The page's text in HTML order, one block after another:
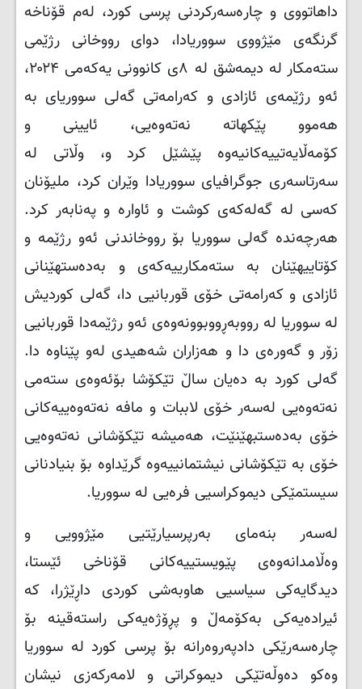
داهاتووی و چارەسەرکردنی پرسی کورد، لەم قۆناخە
گرنگەی مێژووی سووریادا، دوای رووخانی رژێمی
ستەمکار لە دیمەشق لە ۸ی کانوونی یەکەمی ۲۰۲۴،
ئەو رژێمەی ئازادی و کەرامەتی گەلی سووریای بە
هەموو پێکهاتە نەتەوەیی، ئایینی و
کۆمەڵایەتییەکانیەوە پێشێل کرد و، وڵاتی لە
سەرتاسەری جوگرافیای سووریادا وێران کرد، ملیۆنان
کەسی لە گەلەکەی کوشت و ئاوارە و پەنابەر کرد.
هەرچەندە گەلی سووریا بۆ رووخاندنی ئەو رژێمە و
کۆتاییهێنان بە ستەمکارییەکەی و بەدەستهێنانی
ئازادی و کەرامەتی خۆی قوربانیی دا، گەلی کوردیش
لە سووریا لە رووبەڕووبوونەوەی ئەو رژێمەدا قوربانیی
زۆر و گەورەی دا و هەزاران شەهیدی لەو پێناوە دا.
گەلی کورد بە دەیان ساڵ تێکۆشا بۆئەوەی ستەمی
نەتەوەیی لەسەر خۆی لاببات و مافە نەتەوەییەکانی
خۆی بەدەستبهێنێت، هەمیشە تێکۆشانی نەتەوەیی
خۆی بە تێکۆشانی نیشتمانییەوە گرێداوە بۆ بنیادنانی
سیستمێکی دیموکراسیی فرەیی لە سووریا.
لەسەر بنەمای بەرپرسیارێتیی مێژوویی و
وەڵامدانەوەی پێویستییەکانی قۆناخی ئێستا،
دیدگایەکی سیاسیی هاوبەشی کوردی داڕێژرا، کە
ئیرادەیەکی بەکۆمەڵ و پڕۆژەیەکی راستەقینە بۆ
چارەسەرێکی دادپەروەرانە بۆ پرسی کورد لە سووریا
وەکو دەوڵەتێکی دیموکراتی و لامەرکەزی نیشان